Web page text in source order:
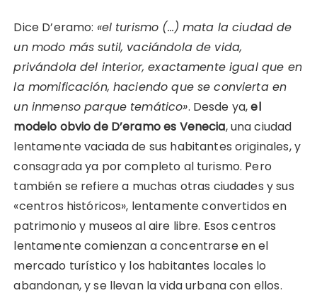
Dice D’eramo: «el turismo (…) mata la ciudad de
un modo más sutil, vaciándola de vida,
privándola del interior, exactamente igual que en
la momificación, haciendo que se convierta en
un inmenso parque temático». Desde ya,el
modelo obvio de D’eramo es Venecia, una ciudad
lentamente vaciada de sus habitantes originales, y
consagrada ya por completo al turismo. Pero
también se refiere a muchas otras ciudades y sus
«centros históricos», lentamente convertidos en
patrimonio y museos al aire libre. Esos centros
lentamente comienzan a concentrarse en el
mercado turístico y los habitantes locales lo
abandonan, y se llevan la vida urbana con ellos.